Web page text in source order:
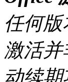
任何版
激活
动续